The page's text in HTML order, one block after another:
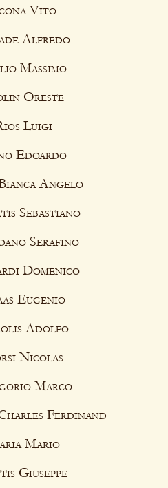
Vito
Alfredo
Massimo
Oreste
Luigi
Edoardo
Angelo
Sebastiano
Serafino
Domenico
Eugenio
Adolfo
Nicolas
Marco
Ferdinand
Mario
Giuseppe